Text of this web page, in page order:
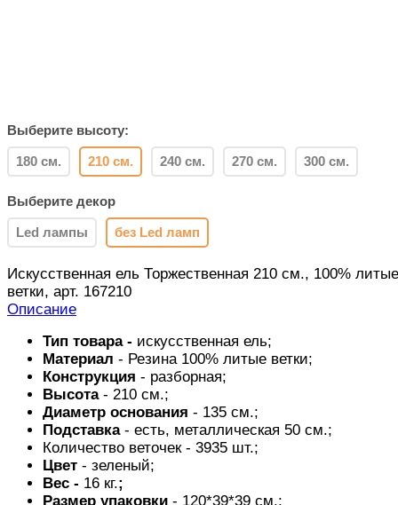
Выберите высоту:
180 см. 210 см. 240 см. 270 см. 300 см.
Выберите декор
Led лампы без Led ламп
Искусственная ель Торжественная 210 см., 100% литые
ветки, арт. 167210
Описание
Тип товара - искусственная ель;
Материал - Резина 100% литые ветки;
Конструкция - разборная;
Высота- 210 см.;
Диаметр основания - 135 см.;
Подставка- есть, металлическая 50 см.;
Количество веточек - 3935 шт.;
Цвет - зеленый;
Вес - 16 кг.;
Размер упаковки - 120*39*39 см.;